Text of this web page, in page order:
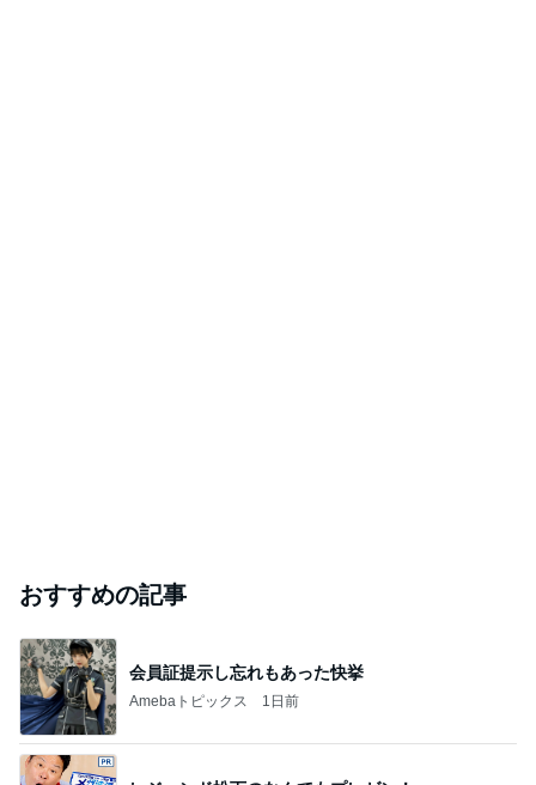
おすすめの記事
会員証提示し忘れもあった快挙
Amebaトピックス 1日前